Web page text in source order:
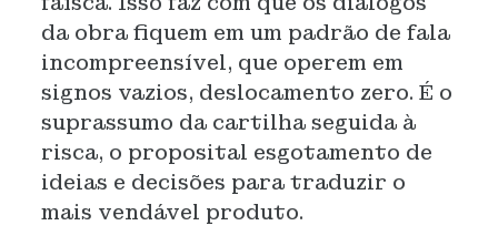
da obra fiquem em um padrão de fala
incompreensível, que operem em
signos vazios, deslocamento zero. É o
suprassumo da cartilha seguida à
risca, o proposital esgotamento de
ideias e decisões para traduzir o
mais vendável produto.